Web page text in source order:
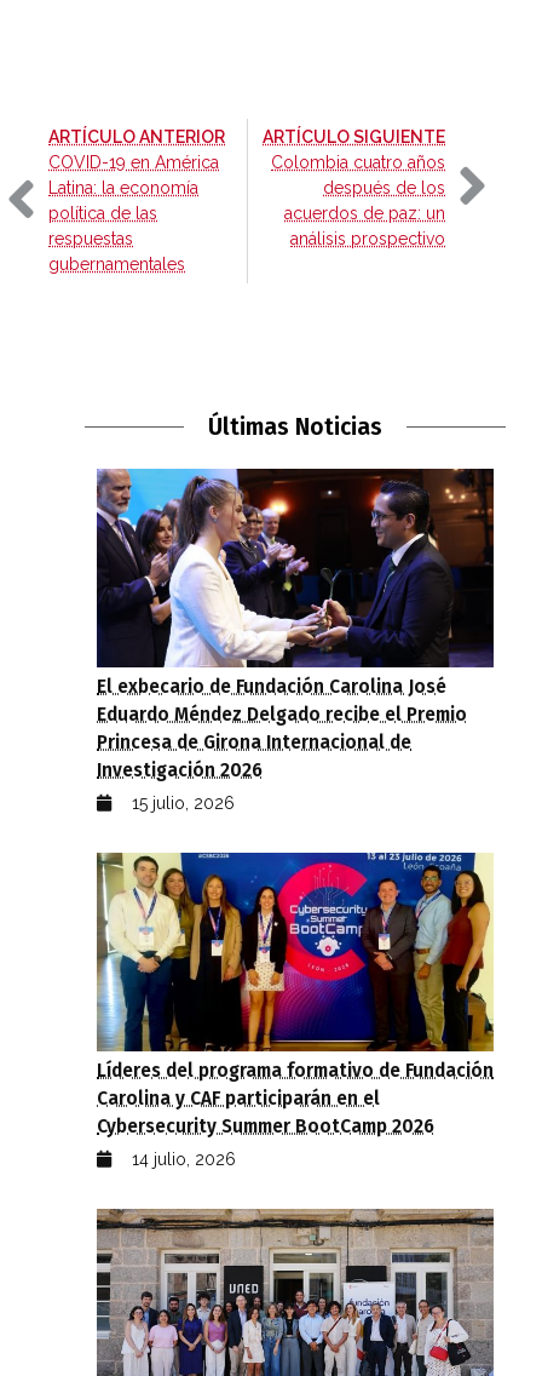
ARTÍCULO ANTERIOR-
COVID-19 en América
Latina: la economía
política de las
respuestas
gubernamentales
ARTÍCULO SIGUIENTE-
Colombia cuatro años
después de los
acuerdos de paz: un
análisis prospectivo
Últimas Noticias
El exbecario de Fundación Carolina José
Eduardo Méndez Delgado recibe el Premio
Princesa de Girona Internacional de
Investigación 2026
15 julio, 2026
Líderes del programa formativo de Fundación
Carolina y CAF participarán en el
Cybersecurity Summer BootCamp 2026
14 julio, 2026